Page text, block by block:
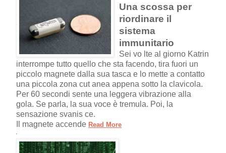
Una scossa per
riordinare il
sistema
immunitario
Sei vo lte al giorno Katrin
interrompe tutto quello che sta facendo, tira fuori un
piccolo magnete dalla sua tasca e lo mette a contatto
una piccola zona cut anea appena sotto la clavicola.
Per 60 secondi sente una leggera vibrazione alla
gola. Se parla, la sua voce è tremula. Poi, la
sensazione svanis ce.
Il magnete accende Read More